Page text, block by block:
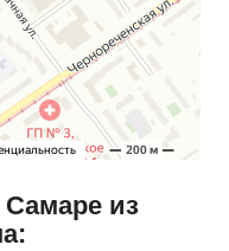
Самаре из